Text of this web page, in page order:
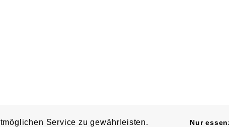
Service zu gewährleisten. Nur
© 2025 Klömpkes Heinrich Inh. Marion Winkels e.K. Alle